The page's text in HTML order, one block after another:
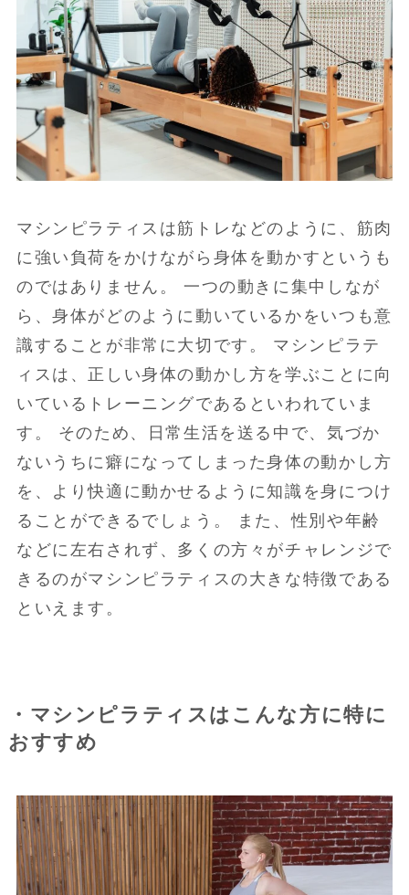
マシンピラティスは筋トレなどのように、筋肉
に強い負荷をかけながら身体を動かすというも
のではありません。 一つの動きに集中しなが
ら、身体がどのように動いているかをいつも意
識することが非常に大切です。 マシンピラテ
ィスは、正しい身体の動かし方を学ぶことに向
いているトレーニングであるといわれていま
す。 そのため、日常生活を送る中で、気づか
ないうちに癖になってしまった身体の動かし方
を、より快適に動かせるように知識を身につけ
ることができるでしょう。 また、性別や年齢
などに左右されず、多くの方々がチャレンジで
きるのがマシンピラティスの大きな特徴である
といえます。
・マシンピラティスはこんな方に特に
おすすめ